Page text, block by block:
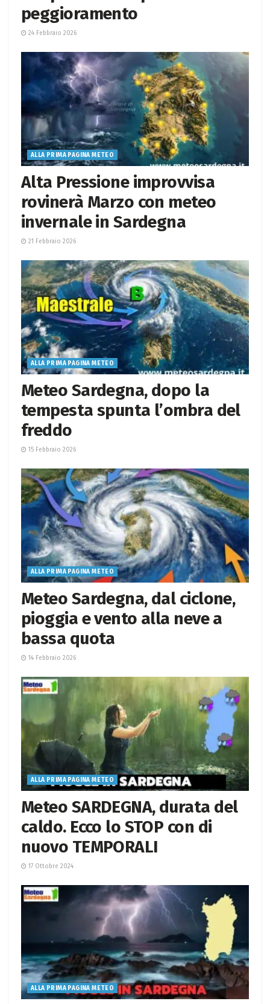
peggioramento
24 Febbraio 2026
ALLA PRIMA PAGINA METEO
Alta Pressione improvvisa
rovinerà Marzo con meteo
invernale in Sardegna
21 Febbraio 2026
ALLA PRIMA PAGINA METEO
Meteo Sardegna, dopo la
tempesta spunta l’ombra del
freddo
15 Febbraio 2026
ALLA PRIMA PAGINA METEO
Meteo Sardegna, dal ciclone,
pioggia e vento alla neve a
bassa quota
14 Febbraio 2026
ALLA PRIMA PAGINA METEO
Meteo SARDEGNA, durata del
caldo. Ecco lo STOP con di
nuovo TEMPORALI
17 Ottobre 2024
ALLA PRIMA PAGINA METEO